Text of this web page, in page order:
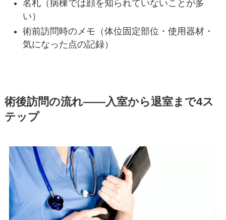
名札（病棟では顔を知られていないことが多
い）
術前訪問時のメモ（体位固定部位・使用器材・
気になった点の記録）
術後訪問の流れ——入室から退室まで4ス
テップ